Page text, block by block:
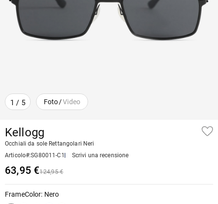
1 / 5 Foto/Video
Kellogg
Occhiali da sole Rettangolari Neri
Articolo#:SG80011-C1 Scrivi una recensione
63,95 €124,95 €
FrameColor: Nero